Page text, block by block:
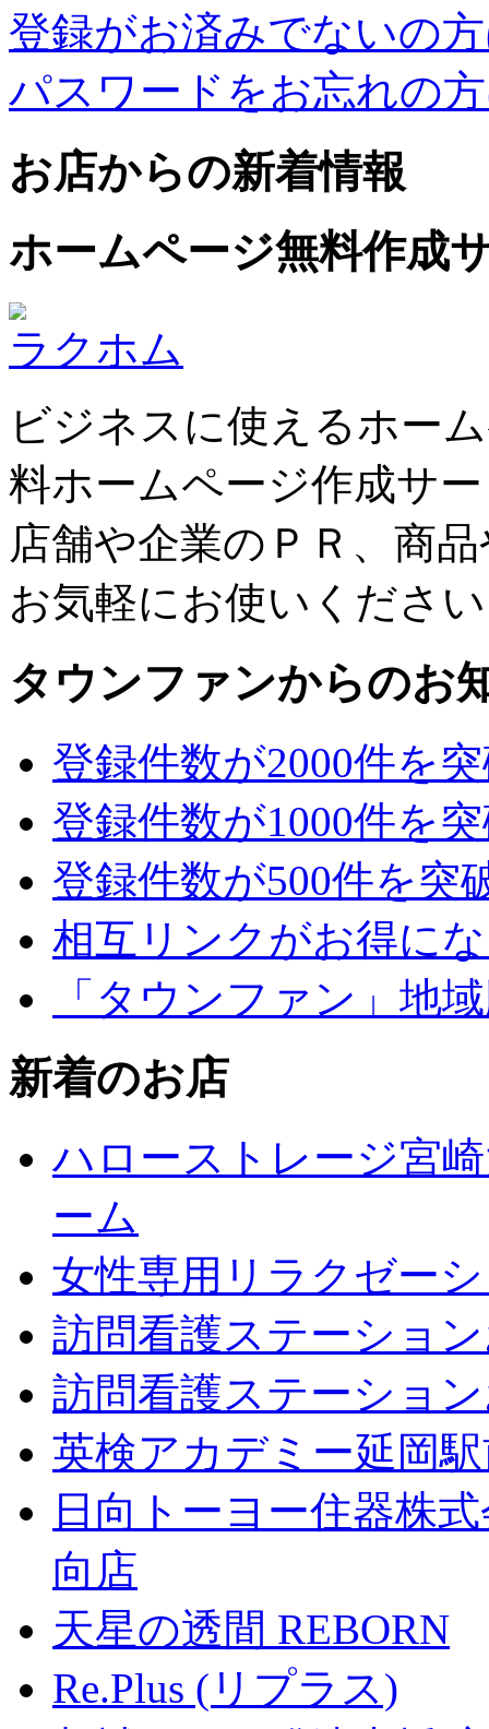
登録がお済みでないの
パスワードをお忘れの
お店からの新着情報
ホームページ無料作成
ラクホム
ビジネスに使えるホー
料ホームページ作成サ
店舗や企業のＰＲ、商
お気軽にお使いくださ
タウンファンからのお
登録件数が2000件を
登録件数が1000件を
登録件数が500件を突
相互リンクがお得に
「タウンファン」地
新着のお店
ハローストレージ宮
ーム
女性専用リラクゼー
訪問看護ステーショ
訪問看護ステーショ
英検アカデミー延岡
日向トーヨー住器株
向店
天星の透間 REBORN
Re.Plus (リプラス)